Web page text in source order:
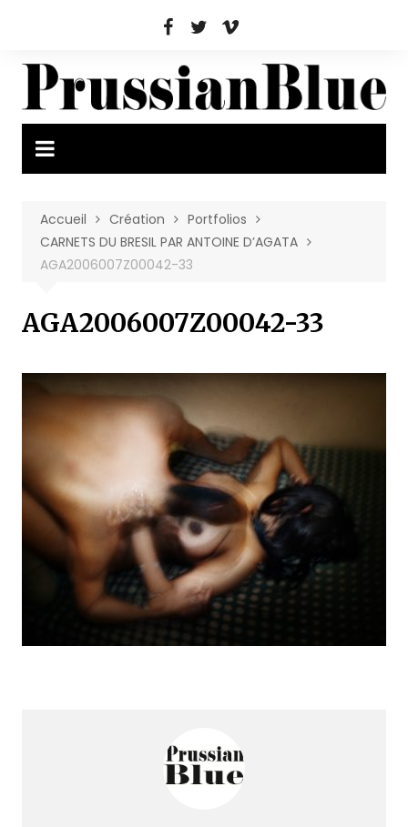
Accueil Création
Portfolios
CARNETS DU BRESIL PAR ANTOINE D’AGATA
AGA2006007Z00042-33
AGA2006007Z00042-33